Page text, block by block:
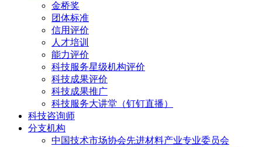
金桥奖
团体标准
信用评价
人才培训
能力评价
科技服务星级机构评价
科技成果评价
科技成果推广
科技服务大讲堂（钉钉直播）
科技咨询师
分支机构
中国技术市场协会先进材料产业专业委员会